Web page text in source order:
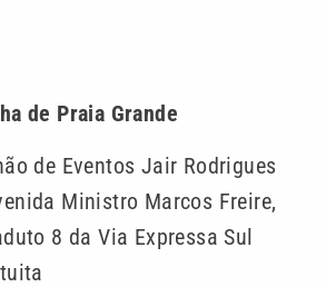
de Praia Grande
de Eventos Jair Rodrigues
Ministro Marcos Freire,
8 da Via Expressa Sul